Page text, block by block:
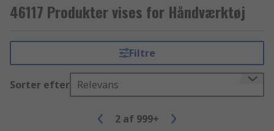
46117 Produkter vises for Håndværktøj
Filtre
Sorter efter Relevans
2 af 999+